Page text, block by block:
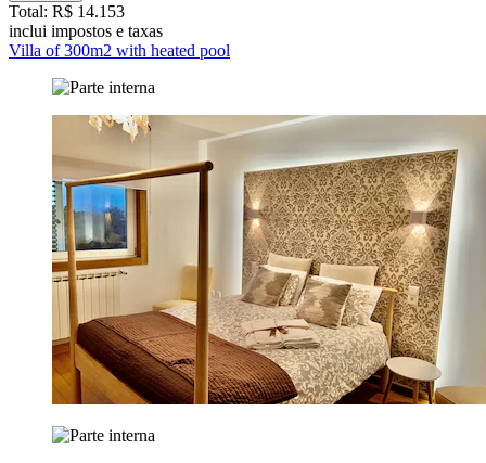
Total: R$ 14.153
inclui impostos e taxas
Villa of 300m2 with heated pool